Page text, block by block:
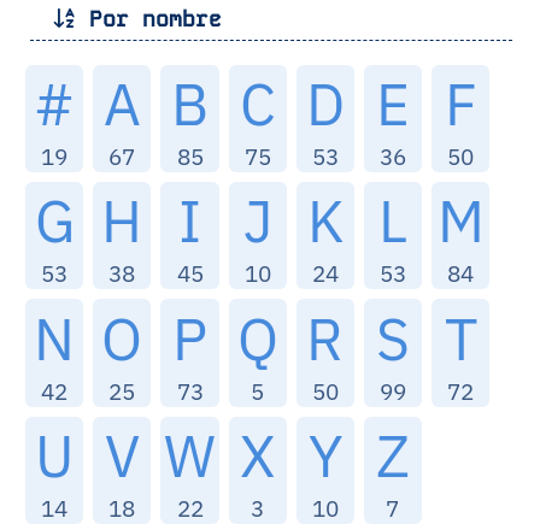
Por nombre
#
19
A
67
B
85
C
75
D
53
E
36
F
50
G
53
H
38
I
45
J
10
K
24
L
53
M
84
N
42
O
25
P
73
Q
5
R
50
S
99
T
72
U
14
V
18
W
22
X
3
Y
10
Z
7